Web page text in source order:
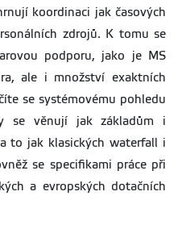
koordinaci jak časových
zdrojů. K tomu se
podporu, jako je MS
ale i množství exaktních
se systémovému pohledu
se věnují jak základům i
to jak klasických waterfall i
se specifikami práce při
a evropských dotačních